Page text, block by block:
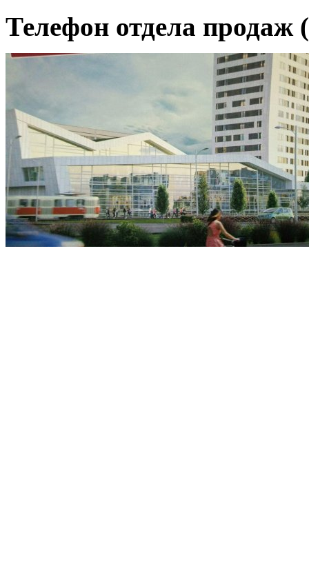
Телефон отдела продаж